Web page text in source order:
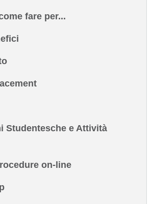
fare per...
Studentesche e Attività
on-line